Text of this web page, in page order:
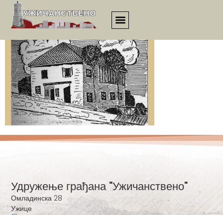
2860
Удружење грађана "Ужичанствено"
Омладинска 28
Ужице